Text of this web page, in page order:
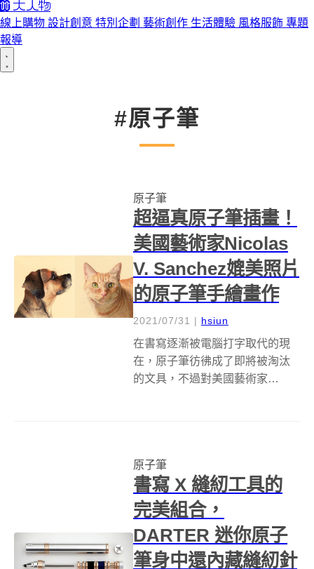
線上購物 設計創意 特別企劃 藝術創作 生活體驗 風格服飾 專題
報導
#原子筆
原子筆
超逼真原子筆插畫！
美國藝術家Nicolas
V. Sanchez媲美照片
的原子筆手繪畫作
2021/07/31 | hsiun
在書寫逐漸被電腦打字取代的現
在，原子筆彷彿成了即將被淘汰
的文具，不過對美國藝術家
習看見的人事物，從粗...
原子筆
書寫 X 縫紉工具的
完美組合，
DARTER 迷你原子
筆身中還內藏縫紉針